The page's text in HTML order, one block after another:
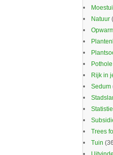
Natuur
Rijk in
Sedum
Trees
Tuin